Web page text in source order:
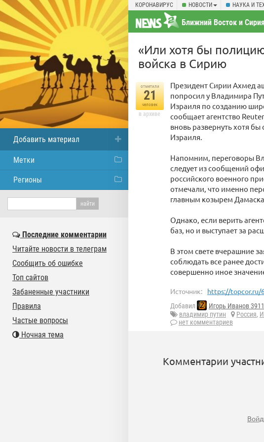
КОРОНАВИРУС НОВОСТИ НАУКА И
Ближний Восток и Сирия
«Или хотя бы
войска в Сирию
отметили
21
человек
в архиве
Президент Сирии Ахмед
попросил у Владимира
Израиля по созданию
сообщает агентство
вновь развернуть хотя
Израиля.
Напомним, переговоры
следует из сообщений
российского военного
отмечали, что именно
главным козырем
Однако, если верить
баз, но и выступает за
В этом свете вчерашние
соблюдать все ранее
совершенно иное
Источник: https://topcor.ru/
Добавил Игорь Иванов
владимир путин
Россия,
нет комментариев
Комментарии
Добавить материал
Метки
Регионы
Последние комментарии
Читайте новости в телеграм
Сообщить об ошибке
Топ сайтов
Забаненные участники
Правила
Частые вопросы
Ночная тема